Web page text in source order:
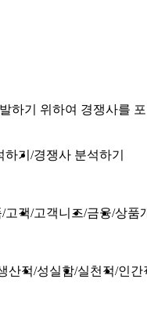
하기 위하여 경쟁사를
기 경쟁사 분석하기
고객 고객니즈 금융 상품
산적 성실함 실천적 인간